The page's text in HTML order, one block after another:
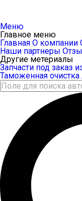
Меню
Главное меню
Главная О компании
Наши партнеры
Другие метериалы
Запчасти под заказ
Таможенная очистка